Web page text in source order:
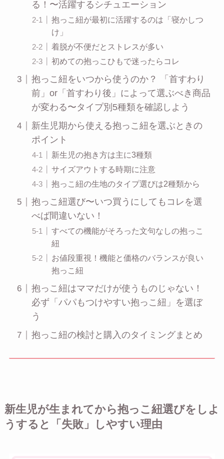
る！〜活躍するシチュエーション
抱っこ紐が最初に活躍するのは「寝かしつ
け」
着脱が不便だとストレスが多い
初めての抱っこひもで迷ったらコレ
抱っこ紐をいつから使うのか？ 「首すわり
前」or「首すわり後」によって選ぶべき商品
が変わる〜タイプ別5種類を確認しよう
新生児期から使える抱っこ紐を選ぶときの
ポイント
新生児の抱き方は主に3種類
サイズアウトする時期に注意
抱っこ紐の生地のタイプ選びは2種類から
抱っこ紐選び〜いつ買うにしてもコレを選
べば間違いない！
すべての機能がそろった文句なしの抱っこ
紐
お値段重視！機能と価格のバランスが良い
抱っこ紐
抱っこ紐はママだけが使うものじゃない！
必ず「パパもつけやすい抱っこ紐」を選ぼ
う
抱っこ紐の検討と購入のタイミングまとめ
新生児が生まれてから抱っこ紐選びをしよ
うすると「失敗」しやすい理由